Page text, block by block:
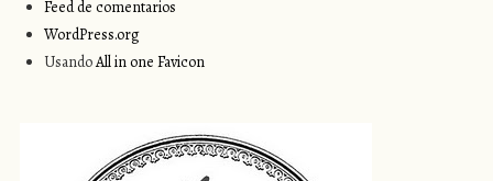
Feed de comentarios
WordPress.org
UsandoAll in one Favicon